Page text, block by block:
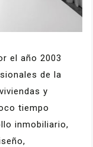
el año 2003
de la
y
tiempo
inmobiliario,